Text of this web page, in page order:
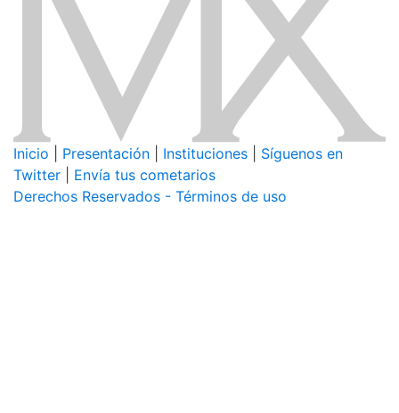
Inicio Presentación Instituciones
Síguenos en
Twitter
Envía tus cometarios
Derechos Reservados - Términos de uso